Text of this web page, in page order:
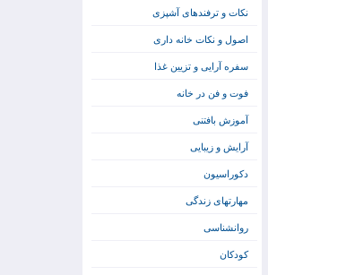
نکات و ترفندهای آشپزی
اصول و نکات خانه داری
سفره آرایی و تزیین غذا
فوت و فن در خانه
آموزش بافتنی
آرایش و زیبایی
دکوراسیون
مهارتهای زندگی
روانشناسی
کودکان